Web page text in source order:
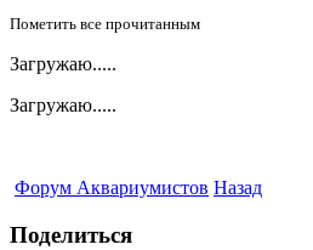
Пометить все прочитанным
Загружаю.....
Загружаю.....
Форум Аквариумистов Назад
Поделиться